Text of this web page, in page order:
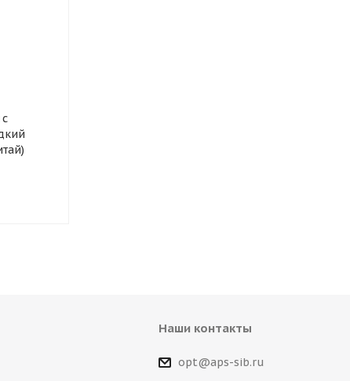
Наши контакты
opt@aps-sib.ru